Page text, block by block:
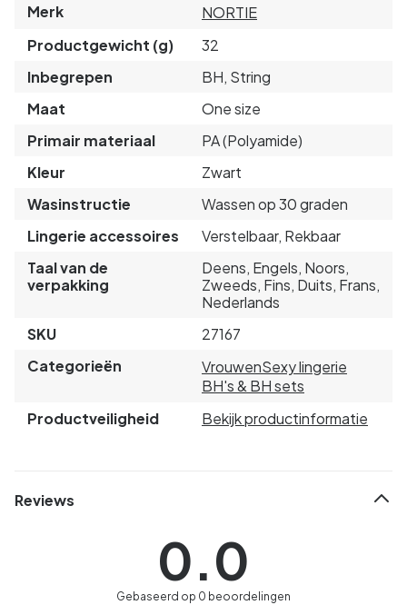
Merk
NORTIE
Productgewicht (g)
32
Inbegrepen
BH, String
Maat
One size
Primair materiaal
PA (Polyamide)
Kleur
Zwart
Wasinstructie
Wassen op 30 graden
Lingerie accessoires
Verstelbaar, Rekbaar
Taal van de
verpakking
Deens, Engels, Noors,
Zweeds, Fins, Duits, Frans,
Nederlands
SKU
27167
Categorieën
VrouwenSexy lingerie
BH's & BH sets
Productveiligheid
Bekijk productinformatie
Reviews
0.0
Gebaseerd op 0 beoordelingen